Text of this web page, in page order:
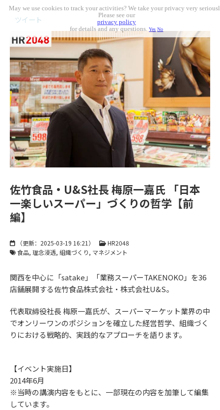
ツイート
佐竹食品・U&S社長 梅原一嘉氏 「日本
一楽しいスーパー」づくりの哲学【前
編】
（更新： 2025-03-19 16:21 ）
HR2048
食品 理念浸透 組織づくり マネジメント
関西を中心に「satake」「業務スーパーTAKENOKO」を36
店舗展開する佐竹食品株式会社・株式会社U&S。
代表取締役社長 梅原一嘉氏が、スーパーマーケット業界の中
でオンリーワンのポジションを確立した経営哲学、組織づく
りにおける戦略的、実践的なアプローチを語ります。
【イベント実施日】
2014年6月
※当時の講演内容をもとに、一部現在の内容を加筆して編集
しています。
May we use cookies to track your activities? We take your privacy very
Please see our
privacy policy
for details and any questions.Yes No